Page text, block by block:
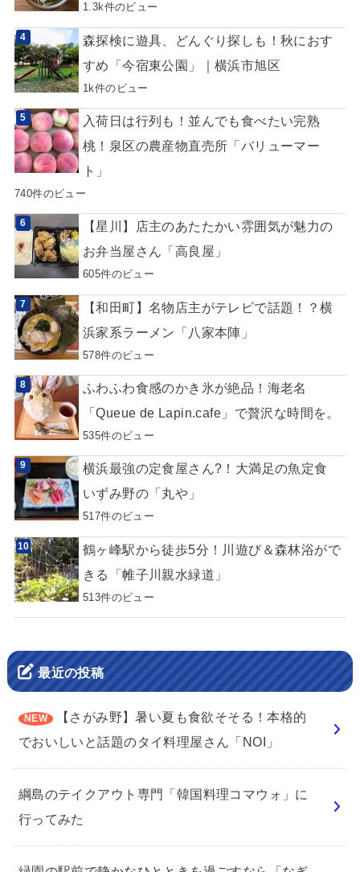
1.3k件のビュー
森探検に遊具、どんぐり探しも！秋におす
すめ「今宿東公園」｜横浜市旭区
1k件のビュー
入荷日は行列も！並んでも食べたい完熟
桃！泉区の農産物直売所「バリューマー
ト」
740件のビュー
【星川】店主のあたたかい雰囲気が魅力の
お弁当屋さん「高良屋」
605件のビュー
【和田町】名物店主がテレビで話題！？横
浜家系ラーメン「八家本陣」
578件のビュー
ふわふわ食感のかき氷が絶品！海老名
「Queue de Lapin.cafe」で贅沢な時間を。
535件のビュー
横浜最強の定食屋さん?！大満足の魚定食
いずみ野の「丸や」
517件のビュー
鶴ヶ峰駅から徒歩5分！川遊び＆森林浴がで
きる「帷子川親水緑道」
513件のビュー
最近の投稿
【さがみ野】暑い夏も食欲そそる！本格的
でおいしいと話題のタイ料理屋さん「NOI」
綱島のテイクアウト専門「韓国料理コマウォ」に
行ってみた